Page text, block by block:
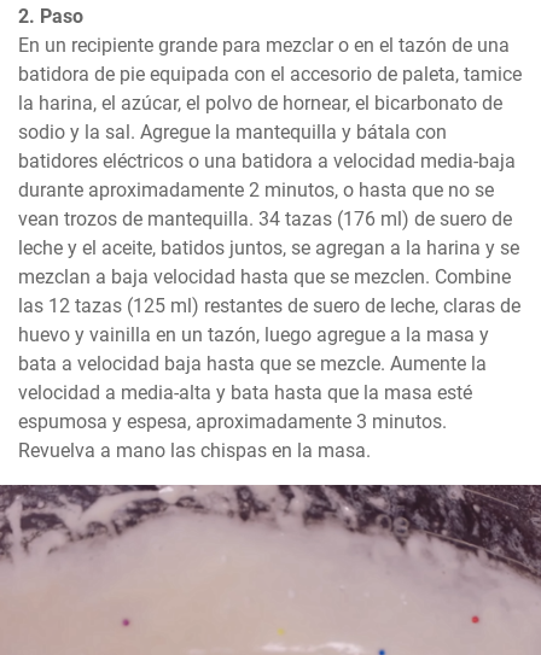
2. Paso
En un recipiente grande para mezclar o en el tazón de una
batidora de pie equipada con el accesorio de paleta, tamice
la harina, el azúcar, el polvo de hornear, el bicarbonato de
sodio y la sal. Agregue la mantequilla y bátala con
batidores eléctricos o una batidora a velocidad media-baja
durante aproximadamente 2 minutos, o hasta que no se
vean trozos de mantequilla. 34 tazas (176 ml) de suero de
leche y el aceite, batidos juntos, se agregan a la harina y se
mezclan a baja velocidad hasta que se mezclen. Combine
las 12 tazas (125 ml) restantes de suero de leche, claras de
huevo y vainilla en un tazón, luego agregue a la masa y
bata a velocidad baja hasta que se mezcle. Aumente la
velocidad a media-alta y bata hasta que la masa esté
espumosa y espesa, aproximadamente 3 minutos.
Revuelva a mano las chispas en la masa.